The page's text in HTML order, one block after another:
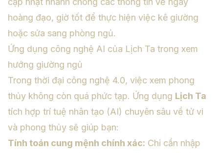
hoàng đạo, giờ tốt để thực hiện việc kê giường
hoặc sửa sang phòng ngủ.
Ứng dụng công nghệ AI của Lịch Ta trong xem
hướng giường ngủ
Trong thời đại công nghệ 4.0, việc xem phong
thủy không còn quá phức tạp. Ứng dụng Lịch Ta
tích hợp trí tuệ nhân tạo (AI) chuyên sâu về tử vi
và phong thủy sẽ giúp bạn:
Tính toán cung mệnh chính xác: Chỉ cần nhập